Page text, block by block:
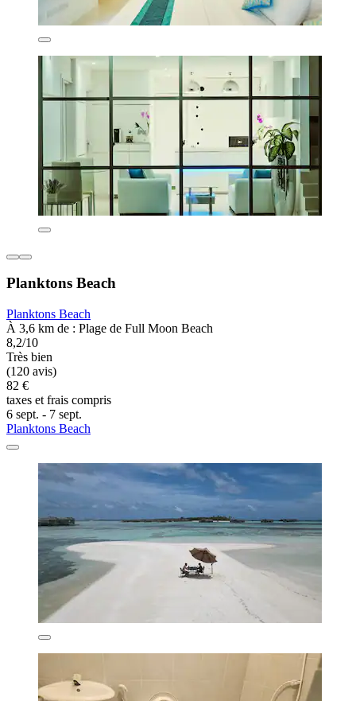
Planktons Beach
Planktons Beach
À 3,6 km de : Plage de Full Moon Beach
8,2/10
Très bien
(120 avis)
82 €
taxes et frais compris
6 sept. - 7 sept.
Planktons Beach